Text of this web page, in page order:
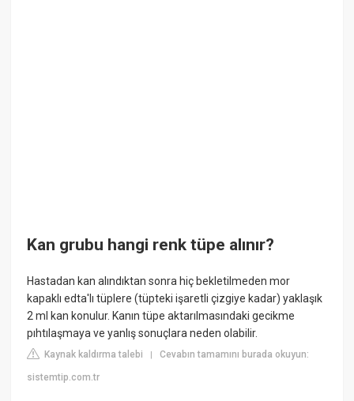
Kan grubu hangi renk tüpe alınır?
Hastadan kan alındıktan sonra hiç bekletilmeden mor
kapaklı edta'lı tüplere (tüpteki işaretli çizgiye kadar) yaklaşık
2 ml kan konulur. Kanın tüpe aktarılmasındaki gecikme
pıhtılaşmaya ve yanlış sonuçlara neden olabilir.
Kaynak kaldırma talebi |Cevabın tamamını burada okuyun:
sistemtip.com.tr